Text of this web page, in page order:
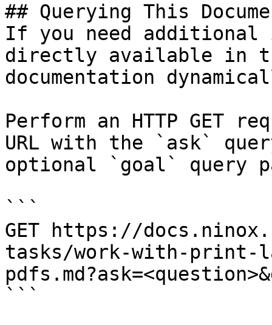
## Querying This
If you need
directly available in
documentation
Perform an HTTP GET
URL with the `ask`
optional `goal` query
```
GET https://
tasks/work-with-print-
```